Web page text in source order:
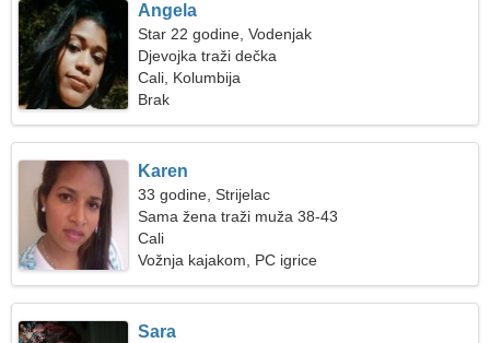
Angela
Star 22 godine, Vodenjak
Djevojka traži dečka
Cali, Kolumbija
Brak
Karen
33 godine, Strijelac
Sama žena traži muža 38-43
Cali
Vožnja kajakom, PC igrice
Sara